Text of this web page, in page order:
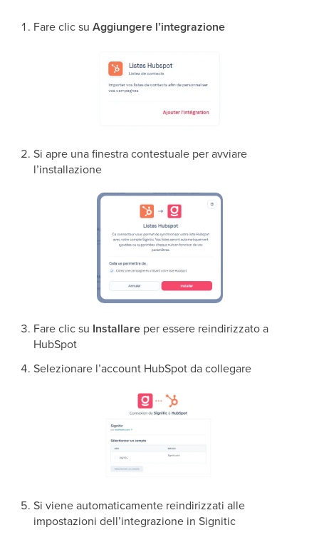
Fare clic su Aggiungere l’integrazione
Si apre una finestra contestuale per avviare
l’installazione
Fare clic su Installare per essere reindirizzato a
HubSpot
Selezionare l’account HubSpot da collegare
Si viene automaticamente reindirizzati alle
impostazioni dell’integrazione in Signitic